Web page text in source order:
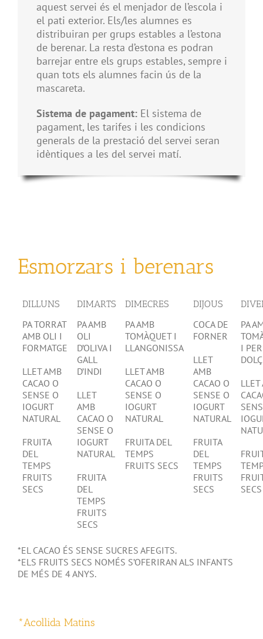
aquest servei és el menjador de l’escola i
el pati exterior. Els/les alumnes es
distribuiran per grups estables a l’estona
de berenar. La resta d’estona es podran
barrejar entre els grups estables, sempre i
quan tots els alumnes facin ús de la
mascareta.
Sistema de pagament: El sistema de
pagament, les tarifes i les condicions
generals de la prestació del servei seran
idèntiques a les del servei matí.
Esmorzars i berenars
DILLUNS DIMARTS DIMECRES DIJOUS
PA TORRAT
AMB OLI I
FORMATGE
LLET AMB
CACAO O
SENSE O
IOGURT
NATURAL
FRUITA
DEL
TEMPS
FRUITS
SECS
PA AMB
OLI
D’OLIVA I
GALL
D’INDI
LLET
AMB
CACAO O
SENSE O
IOGURT
NATURAL
FRUITA
DEL
TEMPS
FRUITS
SECS
PA AMB
TOMÀQUET I
LLANGONISSA
LLET AMB
CACAO O
SENSE O
IOGURT
NATURAL
FRUITA DEL
TEMPS
FRUITS SECS
COCA DE
FORNER
LLET
AMB
CACAO O
SENSE O
IOGURT
NATURAL
FRUITA
DEL
TEMPS
FRUITS
SECS
PA
I
DOLÇ
LLET
SECS
*EL CACAO ÉS SENSE SUCRES AFEGITS.
*ELS FRUITS SECS NOMÉS S’OFERIRAN ALS INFANTS
DE MÉS DE 4 ANYS.
*Acollida Matins